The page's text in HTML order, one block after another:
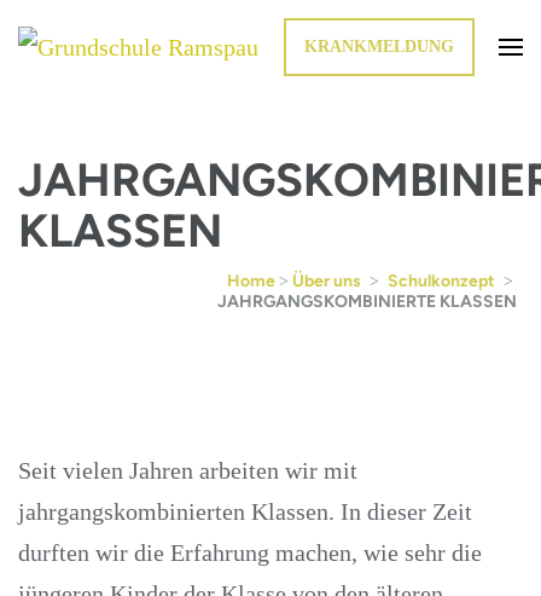
Grundschule Ramspau
KRANKMELDUNG
KLASSEN
Home > Über uns > Schulkonzept >
JAHRGANGSKOMBINIERTE KLASSEN
Seit vielen Jahren arbeiten wir mit
jahrgangskombinierten Klassen. In dieser Zeit
durften wir die Erfahrung machen, wie sehr die